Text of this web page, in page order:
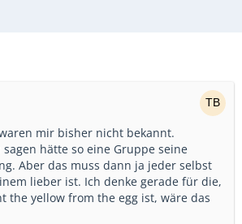
mir bisher nicht bekannt.
hätte so eine Gruppe seine
Aber das muss dann ja jeder selbst
lieber ist. Ich denke gerade für die,
the yellow from the egg ist, wäre das